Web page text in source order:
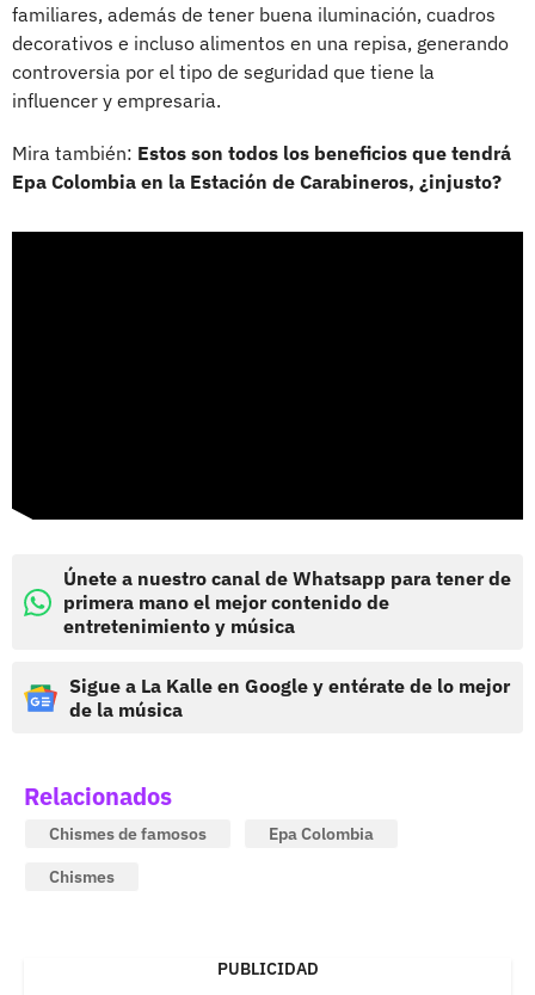
familiares, además de tener buena iluminación, cuadros
decorativos e incluso alimentos en una repisa, generando
controversia por el tipo de seguridad que tiene la
influencer y empresaria.
Mira también: Estos son todos los beneficios que tendrá
Epa Colombia en la Estación de Carabineros, ¿injusto?
Únete a nuestro canal de Whatsapp para tener de
primera mano el mejor contenido de
entretenimiento y música
Sigue a La Kalle en Google y entérate de lo mejor
de la música
Relacionados
Chismes de famosos
Epa Colombia
Chismes
PUBLICIDAD